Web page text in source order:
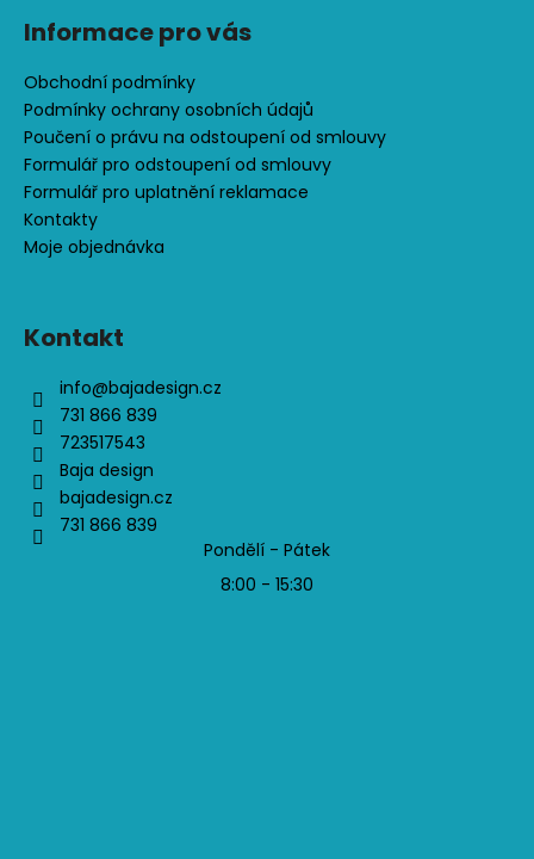
Informace pro vás
Obchodní podmínky
Podmínky ochrany osobních údajů
Poučení o právu na odstoupení od smlouvy
Formulář pro odstoupení od smlouvy
Formulář pro uplatnění reklamace
Kontakty
Moje objednávka
Kontakt
info@bajadesign.cz
731 866 839
723517543
Baja design
bajadesign.cz
731 866 839
Pondělí - Pátek
8:00 - 15:30